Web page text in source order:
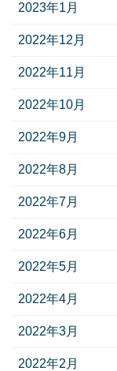
2023年1月
2022年12月
2022年11月
2022年10月
2022年9月
2022年8月
2022年7月
2022年6月
2022年5月
2022年4月
2022年3月
2022年2月